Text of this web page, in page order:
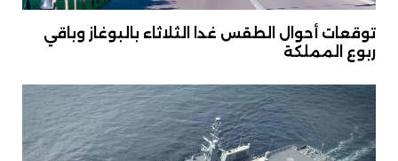
توقعات أحوال الطقس غدا الثلاثاء بالبوغاز وباقي
ربوع المملكة